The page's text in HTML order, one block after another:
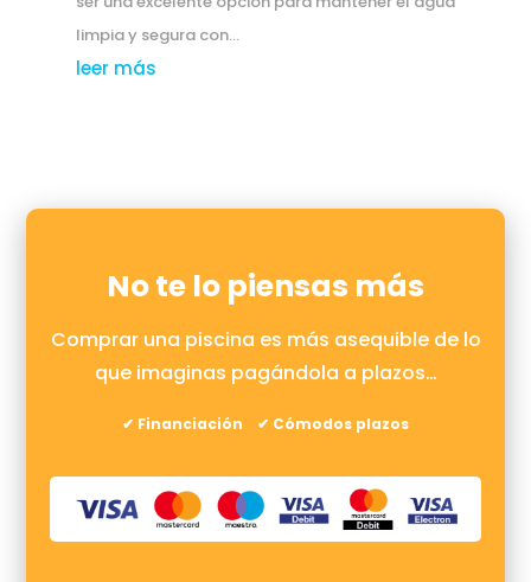
limpia y segura con...
leer más
No te lo piensas más
Comprar una piscina es más asequible de lo
que imaginas pagándola a plazos…
✔ Financiación ✔ Cómodos plazos